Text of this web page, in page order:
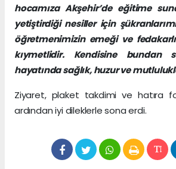
hocamıza Akşehir’de eğitime
yetiştirdiği nesiller için
öğretmenimizin emeği ve
kıymetlidir. Kendisine bundan
hayatında sağlık, huzur ve
Ziyaret, plaket takdimi ve hatıra
ardından iyi dileklerle sona erdi.